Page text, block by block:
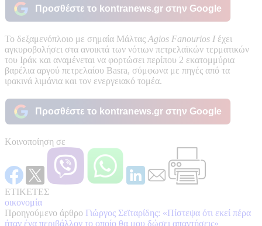
Προσθέστε το kontranews.gr στην Google
Το δεξαμενόπλοιο με σημαία Μάλτας Agios Fanourios Iέχει
αγκυροβολήσει στα ανοικτά των νότιων πετρελαϊκών τερματικών
του Ιράκ και αναμένεται να φορτώσει περίπου 2 εκατομμύρια
βαρέλια αργού πετρελαίου Basra, σύμφωνα με πηγές από τα
ιρακινά λιμάνια και τον ενεργειακό τομέα.
Προσθέστε το kontranews.gr στην Google
Κοινοποίηση σε
ΕΤΙΚΕΤΕΣ
οικονομία
Προηγούμενο άρθρο Γιώργος Σεϊταρίδης: «Πίστεψα ότι εκεί πέρα
ήταν ένα περιβάλλον το οποίο θα μου δώσει απαντήσεις»